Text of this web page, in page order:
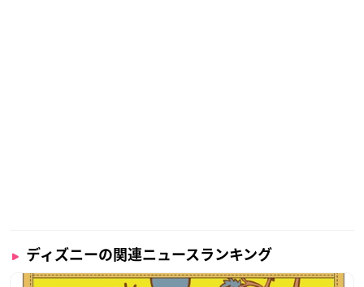
ディズニーの関連ニュースランキング